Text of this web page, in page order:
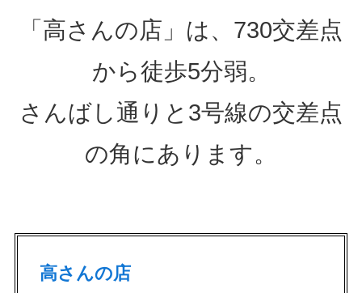
「高さんの店」は、730交差点
から徒歩5分弱。
さんばし通りと3号線の交差点
の角にあります。
高さんの店